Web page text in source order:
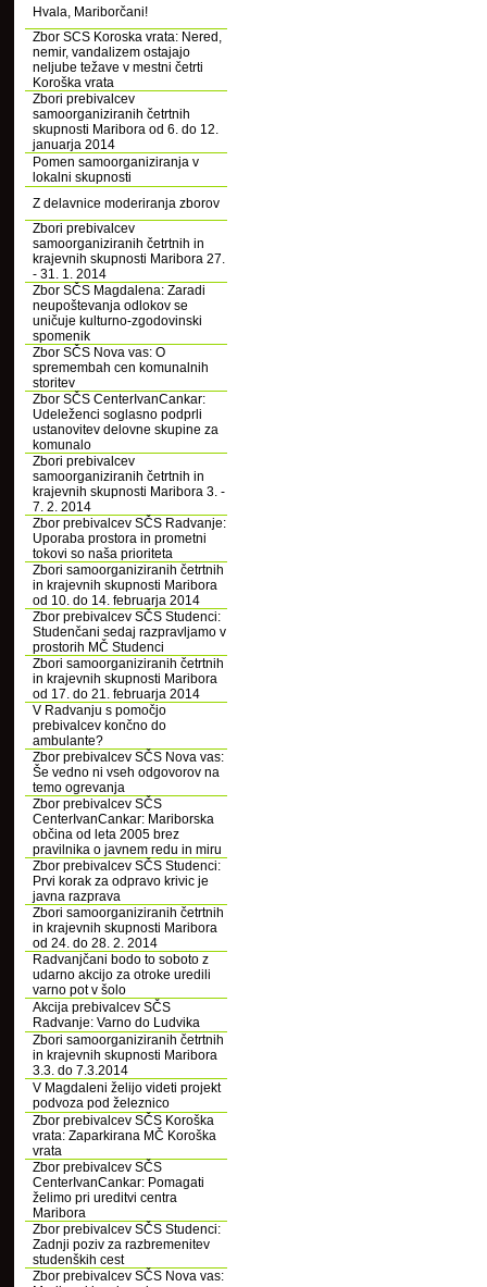
Hvala, Mariborčani!
Zbor SCS Koroska vrata: Nered,
nemir, vandalizem ostajajo
neljube težave v mestni četrti
Koroška vrata
Zbori prebivalcev
samoorganiziranih četrtnih
skupnosti Maribora od 6. do 12.
januarja 2014
Pomen samoorganiziranja v
lokalni skupnosti
Z delavnice moderiranja zborov
Zbori prebivalcev
samoorganiziranih četrtnih in
krajevnih skupnosti Maribora 27.
- 31. 1. 2014
Zbor SČS Magdalena: Zaradi
neupoštevanja odlokov se
uničuje kulturno-zgodovinski
spomenik
Zbor SČS Nova vas: O
spremembah cen komunalnih
storitev
Zbor SČS CenterIvanCankar:
Udeleženci soglasno podprli
ustanovitev delovne skupine za
komunalo
Zbori prebivalcev
samoorganiziranih četrtnih in
krajevnih skupnosti Maribora 3. -
7. 2. 2014
Zbor prebivalcev SČS Radvanje:
Uporaba prostora in prometni
tokovi so naša prioriteta
Zbori samoorganiziranih četrtnih
in krajevnih skupnosti Maribora
od 10. do 14. februarja 2014
Zbor prebivalcev SČS Studenci:
Studenčani sedaj razpravljamo v
prostorih MČ Studenci
Zbori samoorganiziranih četrtnih
in krajevnih skupnosti Maribora
od 17. do 21. februarja 2014
V Radvanju s pomočjo
prebivalcev končno do
ambulante?
Zbor prebivalcev SČS Nova vas:
Še vedno ni vseh odgovorov na
temo ogrevanja
Zbor prebivalcev SČS
CenterIvanCankar: Mariborska
občina od leta 2005 brez
pravilnika o javnem redu in miru
Zbor prebivalcev SČS Studenci:
Prvi korak za odpravo krivic je
javna razprava
Zbori samoorganiziranih četrtnih
in krajevnih skupnosti Maribora
od 24. do 28. 2. 2014
Radvanjčani bodo to soboto z
udarno akcijo za otroke uredili
varno pot v šolo
Akcija prebivalcev SČS
Radvanje: Varno do Ludvika
Zbori samoorganiziranih četrtnih
in krajevnih skupnosti Maribora
3.3. do 7.3.2014
V Magdaleni želijo videti projekt
podvoza pod železnico
Zbor prebivalcev SČS Koroška
vrata: Zaparkirana MČ Koroška
vrata
Zbor prebivalcev SČS
CenterIvanCankar: Pomagati
želimo pri ureditvi centra
Maribora
Zbor prebivalcev SČS Studenci:
Zadnji poziv za razbremenitev
studenških cest
Zbor prebivalcev SČS Nova vas: